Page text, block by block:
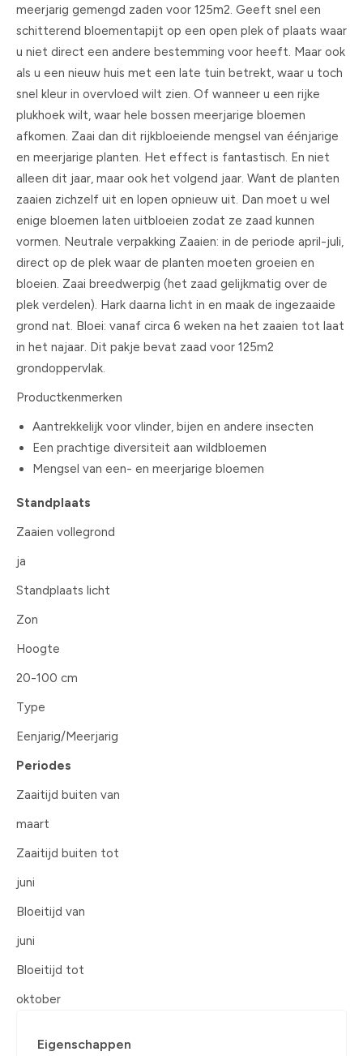
meerjarig gemengd zaden voor 125m2. Geeft snel een
schitterend bloementapijt op een open plek of plaats waar
u niet direct een andere bestemming voor heeft. Maar ook
als u een nieuw huis met een late tuin betrekt, waar u toch
snel kleur in overvloed wilt zien. Of wanneer u een rijke
plukhoek wilt, waar hele bossen meerjarige bloemen
afkomen. Zaai dan dit rijkbloeiende mengsel van éénjarige
en meerjarige planten. Het effect is fantastisch. En niet
alleen dit jaar, maar ook het volgend jaar. Want de planten
zaaien zichzelf uit en lopen opnieuw uit. Dan moet u wel
enige bloemen laten uitbloeien zodat ze zaad kunnen
vormen. Neutrale verpakking Zaaien: in de periode april-juli,
direct op de plek waar de planten moeten groeien en
bloeien. Zaai breedwerpig (het zaad gelijkmatig over de
plek verdelen). Hark daarna licht in en maak de ingezaaide
grond nat. Bloei: vanaf circa 6 weken na het zaaien tot laat
in het najaar. Dit pakje bevat zaad voor 125m2
grondoppervlak.
Productkenmerken
Aantrekkelijk voor vlinder, bijen en andere insecten
Een prachtige diversiteit aan wildbloemen
Mengsel van een- en meerjarige bloemen
Standplaats
Zaaien vollegrond
ja
Standplaats licht
Zon
Hoogte
20-100 cm
Type
Eenjarig/Meerjarig
Periodes
Zaaitijd buiten van
maart
Zaaitijd buiten tot
juni
Bloeitijd van
juni
Bloeitijd tot
oktober
Eigenschappen